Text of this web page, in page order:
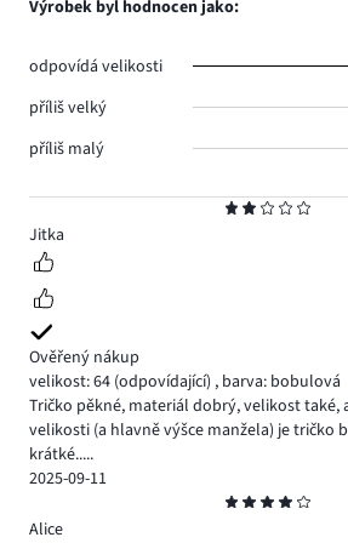
2
Jitka
Ověřený nákup
velikost: 64 (odpovídající) , barva: bobulová
Tričko pěkné, materiál dobrý, velikost také,
velikosti (a hlavně výšce manžela) je tričko
krátké.....
2025-09-11
4
Alice
Výrobek byl hodnocen jako:
odpovídá velikosti
příliš velký
příliš malý